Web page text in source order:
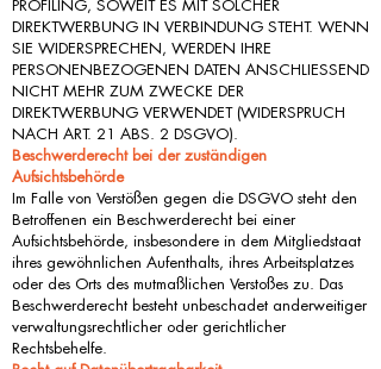
PROFILING, SOWEIT ES MIT SOLCHER
DIREKTWERBUNG IN VERBINDUNG STEHT. WENN
SIE WIDERSPRECHEN, WERDEN IHRE
PERSONENBEZOGENEN DATEN ANSCHLIESSEND
NICHT MEHR ZUM ZWECKE DER
DIREKTWERBUNG VERWENDET (WIDERSPRUCH
NACH ART. 21 ABS. 2 DSGVO).
Beschwerderecht bei der zuständigen
Aufsichtsbehörde
Im Falle von Verstößen gegen die DSGVO steht den
Betroffenen ein Beschwerderecht bei einer
Aufsichtsbehörde, insbesondere in dem Mitgliedstaat
ihres gewöhnlichen Aufenthalts, ihres Arbeitsplatzes
oder des Orts des mutmaßlichen Verstoßes zu. Das
Beschwerderecht besteht unbeschadet anderweitiger
verwaltungsrechtlicher oder gerichtlicher
Rechtsbehelfe.